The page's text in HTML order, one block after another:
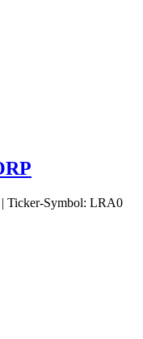
| Ticker-Symbol: LRA0